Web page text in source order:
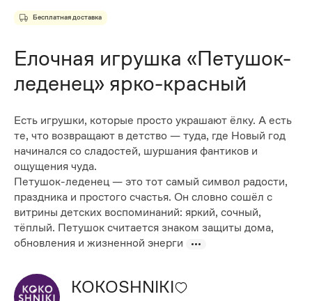
Бесплатная доставка
Елочная игрушка «Петушок-
леденец» ярко-красный
Есть игрушки, которые просто украшают ёлку. А есть
те, что возвращают в детство — туда, где Новый год
начинался со сладостей, шуршания фантиков и
ощущения чуда.
Петушок-леденец — это тот самый символ радости,
праздника и простого счастья. Он словно сошёл с
витрины детских воспоминаний: яркий, сочный,
тёплый. Петушок считается знаком защиты дома,
обновления и жизненной энерги
KOKOSHNIKI